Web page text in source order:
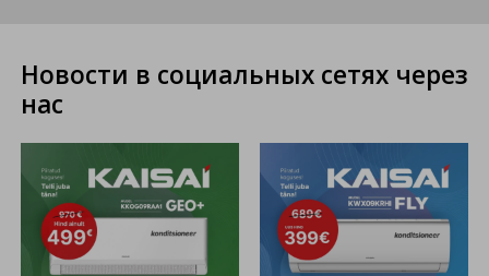
Новости в социальных сетях через
нас